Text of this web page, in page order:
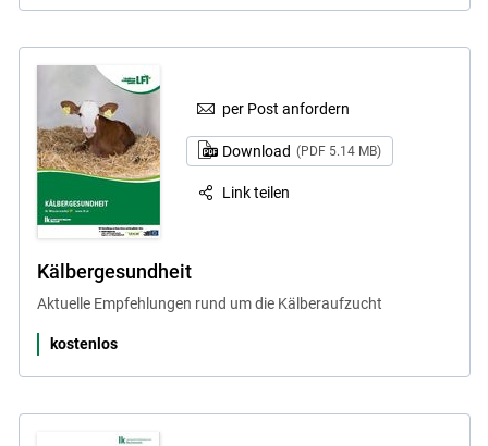
per Post anfordern
Download (PDF 5.14 MB)
Link teilen
Kälbergesundheit
Aktuelle Empfehlungen rund um die Kälberaufzucht
kostenlos